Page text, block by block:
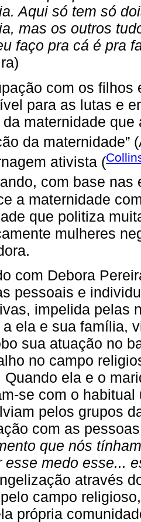
Aqui só tem só
mas os outros
faço pra cá é pra
com os
para as lutas e
maternidade
da
ativista (
com base nas
a maternidade
que politiza
mulheres
com Debora
pessoais e
impelida pelas
ela e sua família,
sua atuação no
no campo
Quando ela e o
se com o
pelos grupos
com as
que nós
esse medo esse...
através
campo
própria